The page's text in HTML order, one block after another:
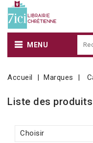
MENU
Accueil Marques
Liste des
Choisir